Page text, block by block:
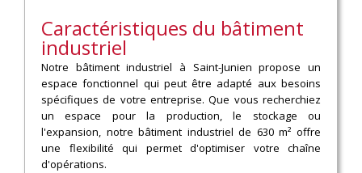
Caractéristiques du bâtiment
industriel
Notre bâtiment industriel à Saint-Junien propose un
espace fonctionnel qui peut être adapté aux besoins
spécifiques de votre entreprise. Que vous recherchiez
un espace pour la production, le stockage ou
l'expansion, notre bâtiment industriel de 630 m² offre
une flexibilité qui permet d'optimiser votre chaîne
d'opérations.